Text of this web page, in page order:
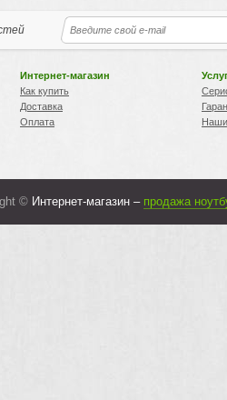
Интернет-магазин
Как купить
Доставка
Оплата
© Интернет-магазин – продажа